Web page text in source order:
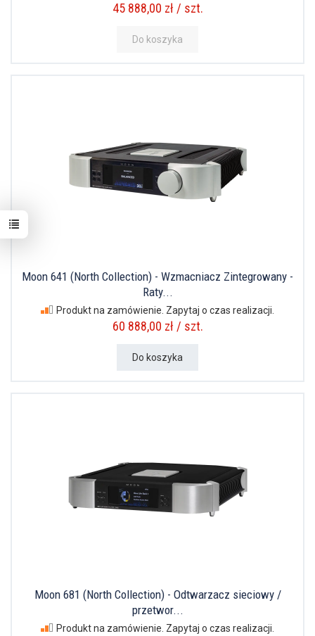
45 888,00 zł / szt.
Do koszyka
Moon 641 (North Collection) - Wzmacniacz Zintegrowany -
Raty...
Produkt na zamówienie. Zapytaj o czas realizacji.
60 888,00 zł / szt.
Do koszyka
Moon 681 (North Collection) - Odtwarzacz sieciowy /
przetwor...
Produkt na zamówienie. Zapytaj o czas realizacji.